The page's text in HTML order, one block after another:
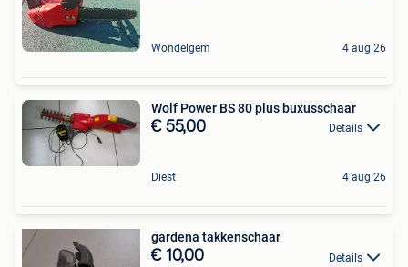
Wondelgem 4 aug 26
Wolf Power BS 80 plus buxusschaar
€ 55,00 Details
Diest 4 aug 26
gardena takkenschaar
€ 10,00 Details